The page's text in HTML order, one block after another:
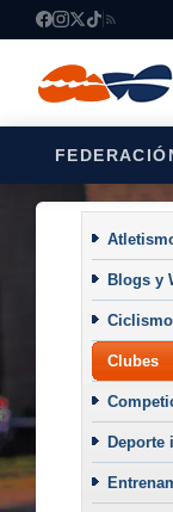
Blogs y
Ciclismo
Clubes
Deporte